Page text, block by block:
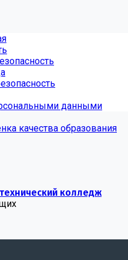
данными
качества образования
колледж